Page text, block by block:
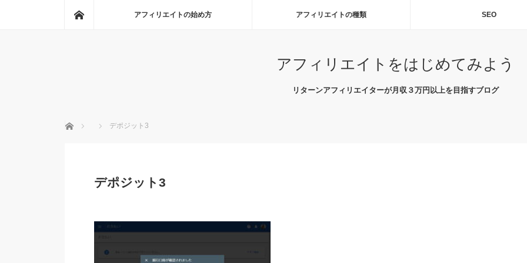
アフィリエイトの始め方 アフィリエイトの種類 SEO
アフィリエイトをはじめてみよう
リターンアフィリエイターが月収３万円以上を目指すブログ
ホーム デポジット3
デポジット3